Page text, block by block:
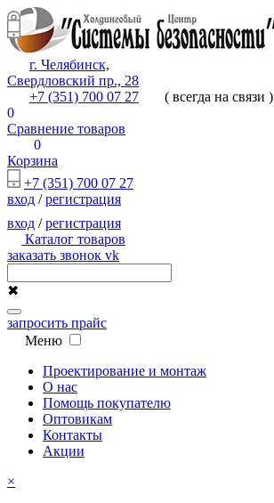
г. Челябинск,
Свердловский пр., 28
+7 (351) 700 07 27
( всегда на связи )
0
Сравнение товаров
0
Корзина
+7 (351) 700 07 27
вход /регистрация
вход /регистрация
Каталог товаров
заказать звонок vk
✖
запросить прайс
Меню
Проектирование и монтаж
О нас
Помощь покупателю
Оптовикам
Контакты
Акции
×